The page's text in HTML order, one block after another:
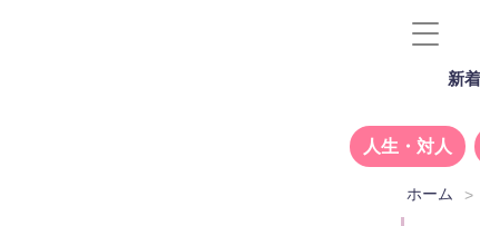
新
人生・対人
ホーム